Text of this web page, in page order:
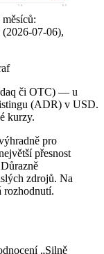
1. 6. 6. 7.
07-06),
či OTC) — u
(ADR) v USD.
kurzy.
pro
přesnost
zdrojů. Na
rozhodnutí.
„Silně